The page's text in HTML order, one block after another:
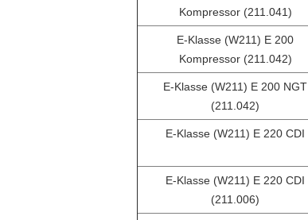
Kompressor (211.041)
E-Klasse (W211) E 200
Kompressor (211.042)
E-Klasse (W211) E 200 NGT
(211.042)
E-Klasse (W211) E 220 CDI
E-Klasse (W211) E 220 CDI
(211.006)